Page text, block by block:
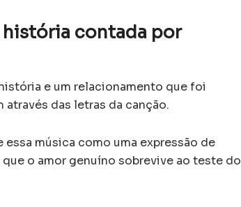
história contada por
e um relacionamento que foi
das letras da canção.
música como uma expressão de
o amor genuíno sobrevive ao teste do